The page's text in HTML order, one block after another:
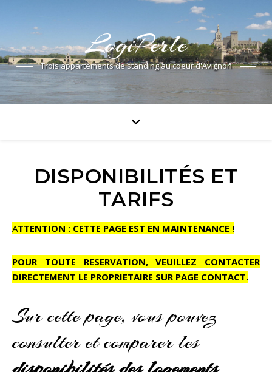
LogiPerle
Trois appartements de standing au coeur d'Avignon
DISPONIBILITÉS ET
TARIFS
ATTENTION : CETTE PAGE EST EN MAINTENANCE !
POUR TOUTE RESERVATION, VEUILLEZ CONTACTER
DIRECTEMENT LE PROPRIETAIRE SUR PAGE CONTACT.
Sur cette page, vous pouvez
consulter et comparer les